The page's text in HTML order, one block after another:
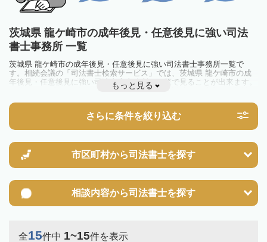
茨城県 龍ケ崎市の成年後見・任意後見に強い司法
書士事務所 一覧
茨城県 龍ケ崎市の成年後見・任意後見に強い司法書士事務所一覧で
す。相続会議の「司法書士検索サービス」では、茨城県 龍ケ崎市の成
年後見・任意後見に強い司法書士事務所を一覧で見ることが出来ます。
相続のトラブルやお悩みを抱えている方は一度近隣の司法書士に相談し
もっと見る
さらに条件を絞り込む
市区町村から司法書士を探す
相談内容から司法書士を探す
全15件中 1~15件を表示